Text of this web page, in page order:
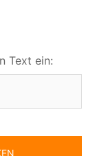
Text ein: